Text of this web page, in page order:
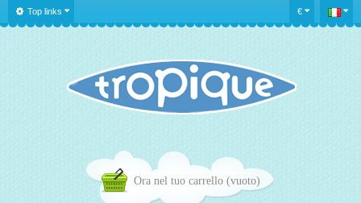
€
Top links
Ora nel tuo carrello (vuoto)